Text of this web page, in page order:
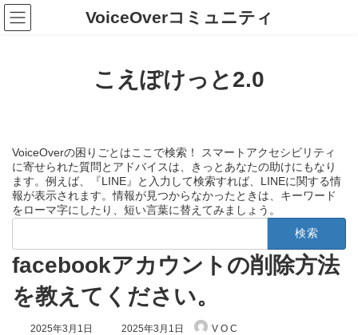
コ
ン
テ
ナ
ビ
ゲ
VoiceOverコミュニティ
こえぽけっと2.0
VoiceOverの困りごとはここで検索！ スマートアクセシビリティ
に寄せられた質問とアドバイスは、きっとあなたの助けにもなり
ます。例えば、『LINE』と入力して検索すれば、LINEに関する情
報が表示されます。情報が見つからなかったときは、キーワード
をローマ字にしたり、短い言葉に替えてみましょう。
検
facebookアカウントの削除方法
を教えてください。
2025年3月1日
最
2025年3月1日 V O C